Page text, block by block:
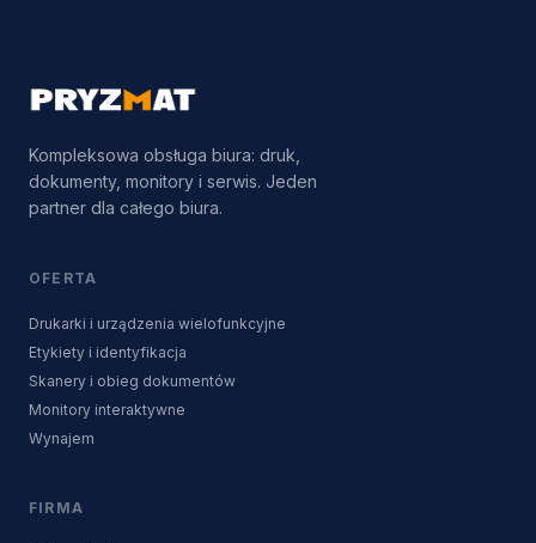
Kompleksowa obsługa biura: druk,
dokumenty, monitory i serwis. Jeden
partner dla całego biura.
OFERTA
Drukarki i urządzenia wielofunkcyjne
Etykiety i identyfikacja
Skanery i obieg dokumentów
Monitory interaktywne
Wynajem
FIRMA